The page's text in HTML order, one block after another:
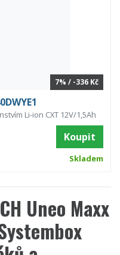
7% / -336 Kč
Li-ion CXT 12V/1,5Ah
Koupit
Skladem
Uneo Maxx